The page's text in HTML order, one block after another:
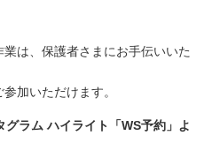
は、保護者さまにお手伝いいた
加いただけます。
グラム ハイライト「WS予約」よ